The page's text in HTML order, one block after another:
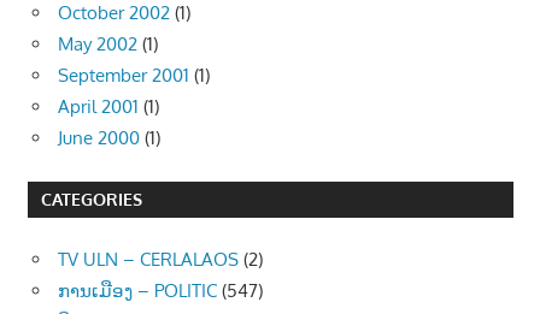
October 2002 (1)
May 2002 (1)
September 2001 (1)
April 2001 (1)
June 2000 (1)
CATEGORIES
TV ULN – CERLALAOS (2)
ການເມືອງ – POLITIC (547)